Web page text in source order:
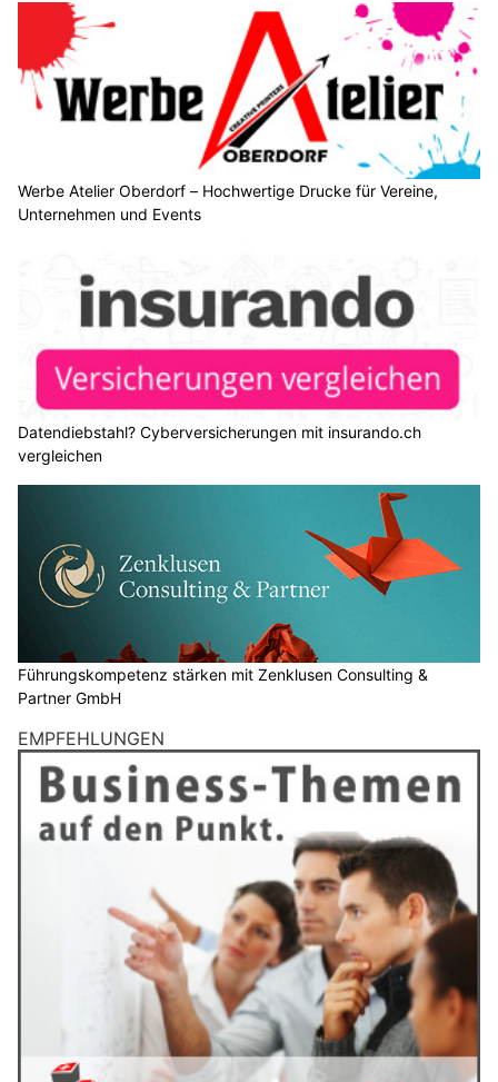
Werbe Atelier Oberdorf – Hochwertige Drucke für Vereine,
Unternehmen und Events
Datendiebstahl? Cyberversicherungen mit insurando.ch
vergleichen
Führungskompetenz stärken mit Zenklusen Consulting &
Partner GmbH
EMPFEHLUNGEN